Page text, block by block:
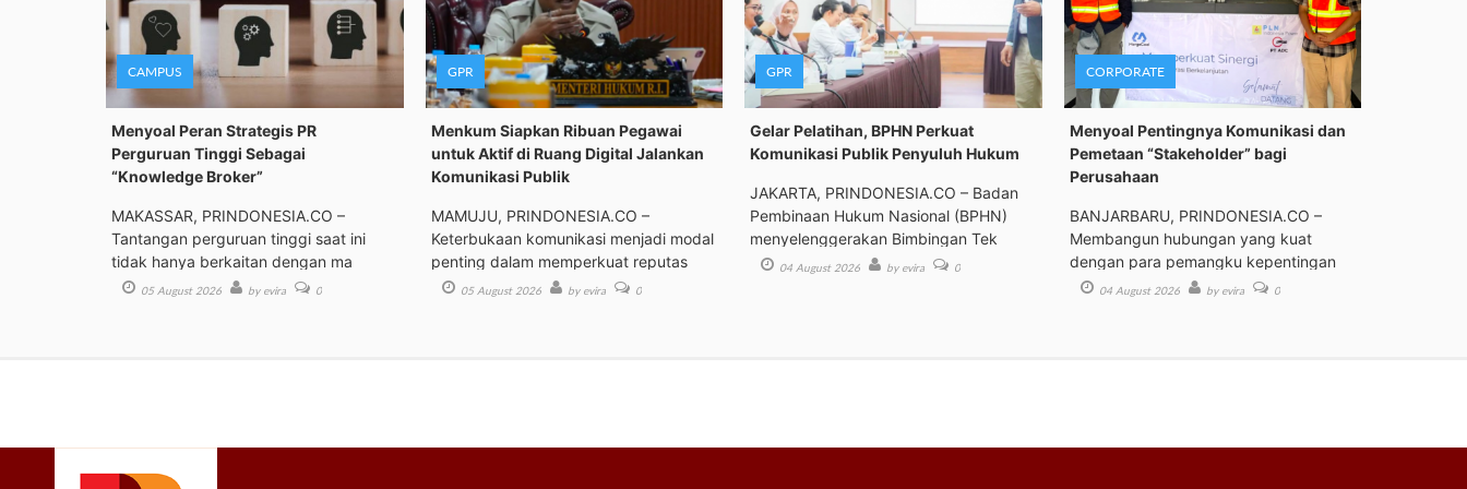
CAMPUS
Menyoal Peran Strategis PR
Perguruan Tinggi Sebagai
“Knowledge Broker”
MAKASSAR, PRINDONESIA.CO –
Tantangan perguruan tinggi saat ini
tidak hanya berkaitan dengan ma
05 August 2026 by evira 0
GPR
Menkum Siapkan Ribuan Pegawai
untuk Aktif di Ruang Digital Jalankan
Komunikasi Publik
MAMUJU, PRINDONESIA.CO –
Keterbukaan komunikasi menjadi modal
penting dalam memperkuat reputas
05 August 2026 by evira 0
GPR
Gelar Pelatihan, BPHN Perkuat
Komunikasi Publik Penyuluh Hukum
JAKARTA, PRINDONESIA.CO – Badan
Pembinaan Hukum Nasional (BPHN)
menyelenggerakan Bimbingan Tek
04 August 2026 by evira 0
CORPORATE
Menyoal Pentingnya Komunikasi dan
Pemetaan “Stakeholder” bagi
Perusahaan
BANJARBARU, PRINDONESIA.CO –
Membangun hubungan yang kuat
dengan para pemangku kepentingan
(st
04 August 2026 by evira 0